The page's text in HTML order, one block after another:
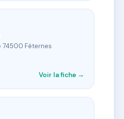
74500 Féternes
Voir la fiche →